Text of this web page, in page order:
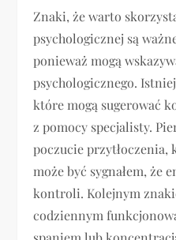
Znaki, że warto
psychologicznej są
ponieważ mogą
psychologicznego.
które mogą sugerować
z pomocy specjalisty.
poczucie przytłoczenia,
może być sygnałem, że
kontroli. Kolejnym
codziennym